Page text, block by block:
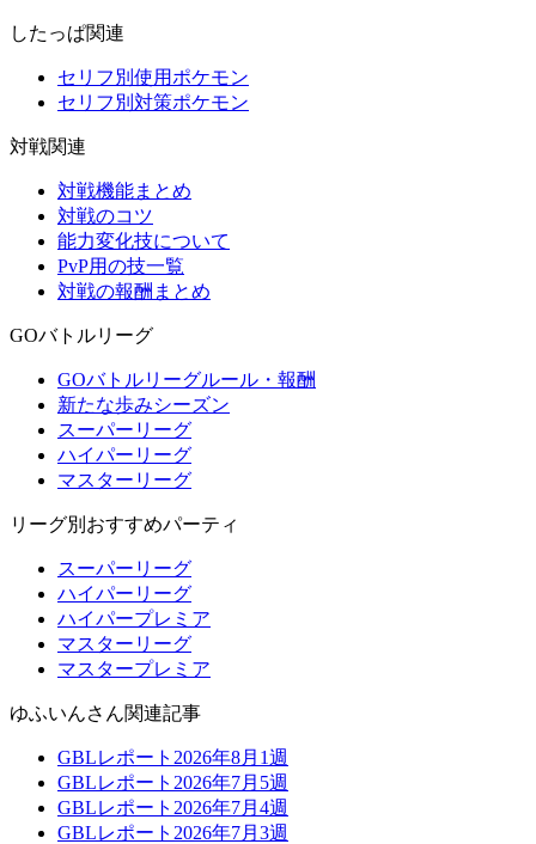
したっぱ関連
セリフ別使用ポケモン
セリフ別対策ポケモン
対戦関連
対戦機能まとめ
対戦のコツ
能力変化技について
PvP用の技一覧
対戦の報酬まとめ
GOバトルリーグ
GOバトルリーグルール・報酬
新たな歩みシーズン
スーパーリーグ
ハイパーリーグ
マスターリーグ
リーグ別おすすめパーティ
スーパーリーグ
ハイパーリーグ
ハイパープレミア
マスターリーグ
マスタープレミア
ゆふいんさん関連記事
GBLレポート2026年8月1週
GBLレポート2026年7月5週
GBLレポート2026年7月4週
GBLレポート2026年7月3週